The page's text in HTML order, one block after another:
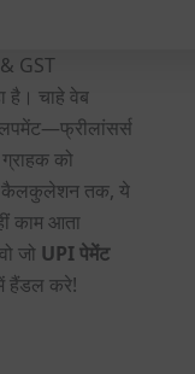
GST
है। चाहे वेब
को
कैलकुलेशन तक, ये
काम आता
जो UPI पेमेंट
हैंडल करे!